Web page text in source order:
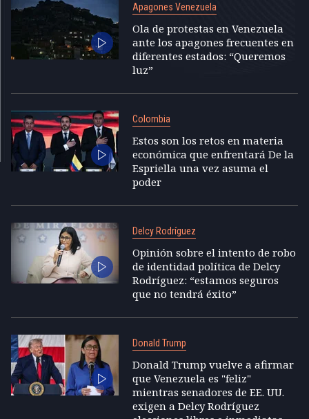
Apagones Venezuela
Ola de protestas en Venezuela
ante los apagones frecuentes en
diferentes estados: “Queremos
luz”
Colombia
Estos son los retos en materia
económica que enfrentará De la
Espriella una vez asuma el
poder
Delcy Rodríguez
Opinión sobre el intento de robo
de identidad política de Delcy
Rodríguez: “estamos seguros
que no tendrá éxito”
Donald Trump
Donald Trump vuelve a afirmar
que Venezuela es "feliz"
mientras senadores de EE. UU.
exigen a Delcy Rodríguez